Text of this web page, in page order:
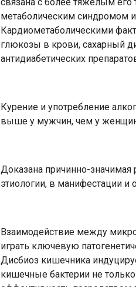
метаболическим синдромом
Кардиометаболическими
глюкозы в крови, сахарный
антидиабетических
Курение и употребление
выше у мужчин, чем у
Доказана причинно-значимая
этиологии, в манифестации и
Взаимодействие между
играть ключевую
Дисбиоз кишечника
кишечные бактерии не